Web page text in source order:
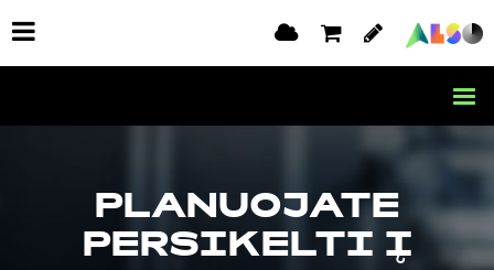
PLANUOJATE
PERSIKELTI Į